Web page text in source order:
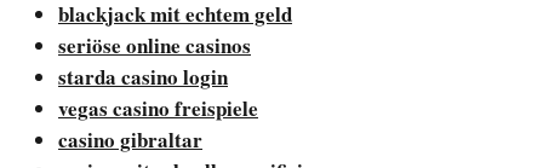
blackjack mit echtem geld
seriöse online casinos
starda casino login
vegas casino freispiele
casino gibraltar